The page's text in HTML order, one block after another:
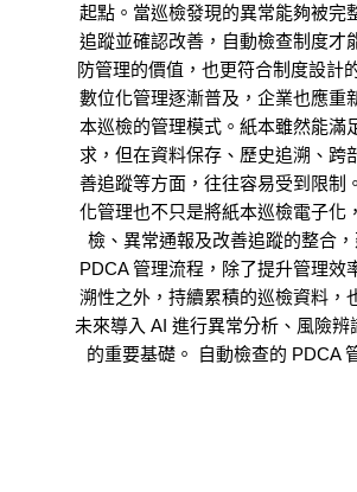
起點。當巡檢發現的異常能夠被完
追蹤並確認改善，自動檢查制度才
防管理的價值，也更符合制度設計
數位化管理逐漸普及，企業也應重
本巡檢的管理模式。紙本雖然能滿
求，但在資料保存、歷史追溯、跨
善追蹤等方面，往往容易受到限制
化管理也不只是將紙本巡檢電子化
檢、異常通報及改善追蹤的整合
PDCA 管理流程，除了提升管理效
溯性之外，持續累積的巡檢資料，
未來導入 AI 進行異常分析、風險辨
的重要基礎。 自動檢查的 PDCA